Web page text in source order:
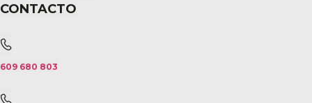
CONTACTO
609 680 803